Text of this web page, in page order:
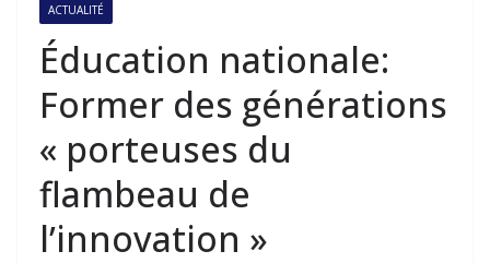
ACTUALITÉ
Éducation nationale:
Former des générations
« porteuses du
flambeau de
l’innovation »